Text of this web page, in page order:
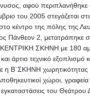
αφού περιπλανήθηκε
του 2005 στεγάζεται
κέντρο της πόλης της
Πάνθεον 2, μετατράπηκε
ΚΕΝΤΡΙΚΗ ΣΚΗΝΗ με 180
άρτιο τεχνικό εξοπλισμό
η Β΄ΣΚΗΝΗ
χώροι, γραφεία
εγκαταστάσεις του Θεάτρου